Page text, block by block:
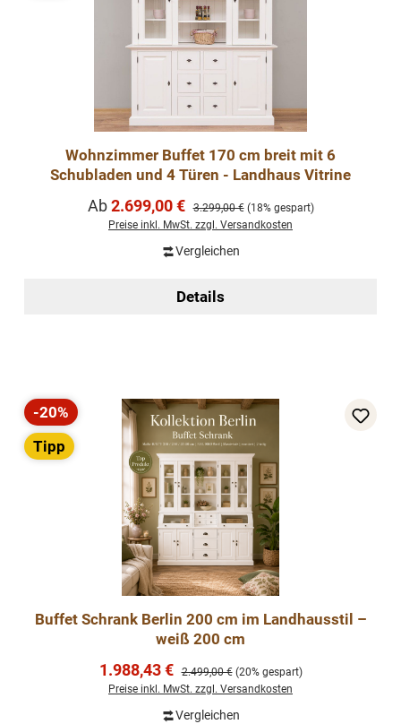
Wohnzimmer Buffet 170 cm breit mit 6
Schubladen und 4 Türen - Landhaus Vitrine
Verkaufspreis:
Ab2.699,00 € Regulärer Preis:
3.299,00 € (18% gespart)
Preise inkl. MwSt. zzgl. Versandkosten
Vergleichen
Details
Rabatt
-20%
Tipp
Buffet Schrank Berlin 200 cm im Landhausstil –
weiß 200 cm
Verkaufspreis:
1.988,43 € Regulärer Preis:
2.499,00 € (20% gespart)
Preise inkl. MwSt. zzgl. Versandkosten
Vergleichen